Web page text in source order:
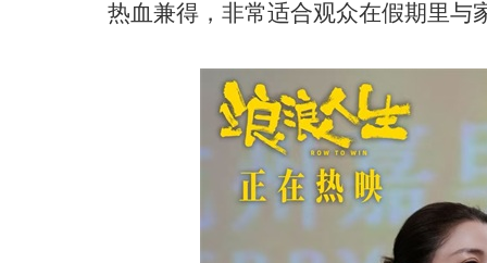
热血兼得， 非常适合观众在假期里与